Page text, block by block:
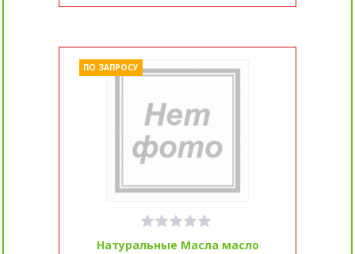
Натуральные Масла масло
ПО ЗАПРОСУ